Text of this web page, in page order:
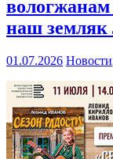
наш земляк
01.07.2026 Новости